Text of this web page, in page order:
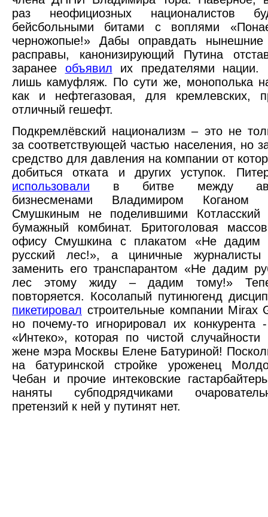
раз неофициозных националистов
бейсбольными битами с воплями
черножопые!» Дабы оправдать
расправы, канонизирующий Путина
заранее объявил их предателями нации.
лишь камуфляж. По сути же, монополька
как и нефтегазовая, для кремлевских,
отличный гешефт.
Подкремлёвский национализм – это не
за соответствующей частью населения, но
средство для давления на компании от
добиться отката и других уступок.
использовали в битве между
бизнесменами Владимиром
Смушкиным не поделившими Котласский
бумажный комбинат. Бритоголовая
офису Смушкина с плакатом «Не дадим
русский лес!», а циничные журналисты
заменить его транспарантом «Не дадим
лес этому жиду – дадим тому!»
повторяется. Косолапый путинюгенд
пикетировал строительные компании
но почему-то игнорировал их конкурента
«Интеко», которая по чистой случайности
жене мэра Москвы Елене Батуриной!
на батуринской стройке уроженец
Чебан и прочие интековские
наняты субподрядчиками
претензий к ней у путинят нет.